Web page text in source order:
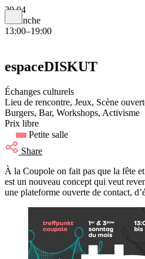
20.04
dimanche
13:00–19:00
espaceDISKUT
Échanges culturels
Lieu de rencontre, Jeux, Scène
Burgers, Bar, Workshops, Activisme
Prix libre
Petite salle
Share
À la Coupole on fait pas que la fête
est un nouveau concept qui veut
une plateforme ouverte de contact,